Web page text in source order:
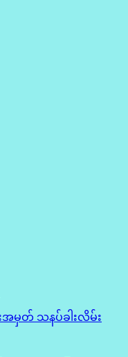
းအမှတ် သနပ်ခါးလိမ်း